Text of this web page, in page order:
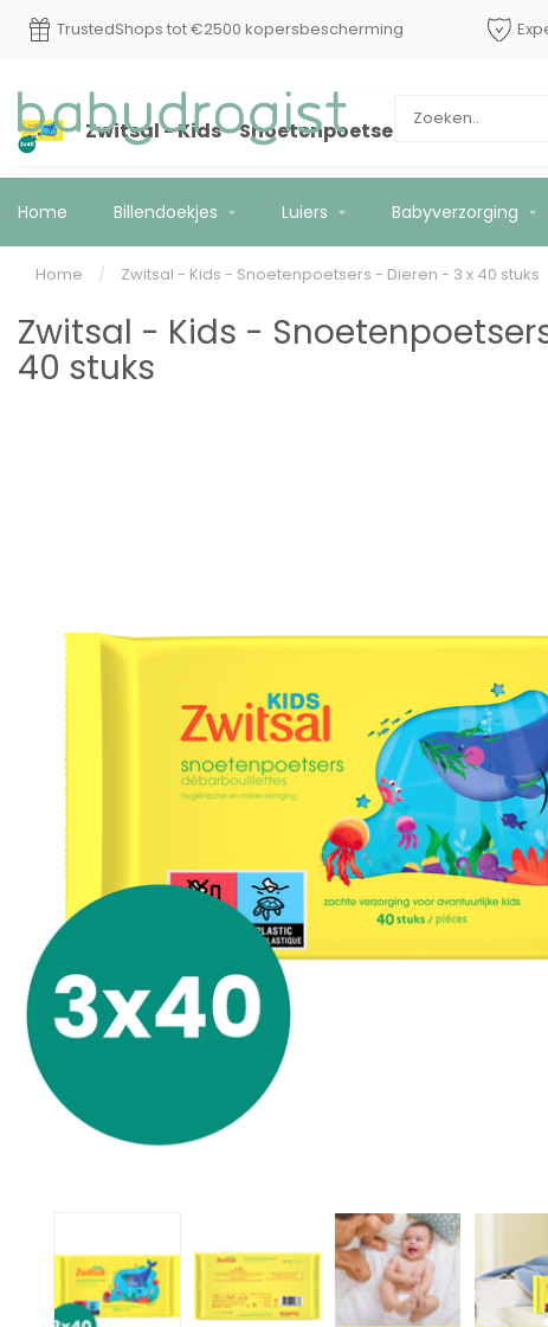
TrustedShops tot €2500 kopersbescherming
Home Billendoekjes Luiers Babyverzorging
Home / Zwitsal - Kids - Snoetenpoetsers - Dieren - 3 x 40 stuks
Zwitsal - Kids - Snoetenpoetsers - Dieren - 3 x
Zwitsal - Kids -
40 stuks